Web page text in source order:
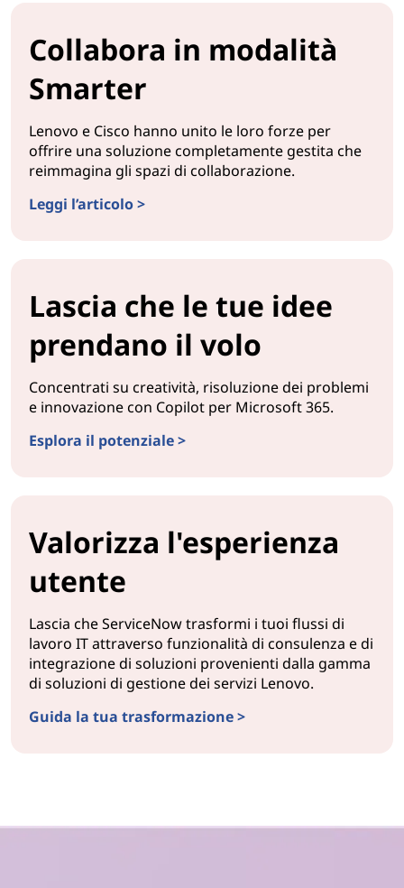
Collabora in modalità
Smarter
Lenovo e Cisco hanno unito le loro forze per
offrire una soluzione completamente gestita che
reimmagina gli spazi di collaborazione.
Leggi l’articolo >
Lascia che le tue idee
prendano il volo
Concentrati su creatività, risoluzione dei problemi
e innovazione con Copilot per Microsoft 365.
Esplora il potenziale >
Valorizza l'esperienza
utente
Lascia che ServiceNow trasformi i tuoi flussi di
lavoro IT attraverso funzionalità di consulenza e di
integrazione di soluzioni provenienti dalla gamma
di soluzioni di gestione dei servizi Lenovo.
Guida la tua trasformazione >